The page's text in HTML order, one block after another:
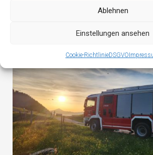
Ablehnen
Einstellungen ansehen
Cookie-RichtlinieDSGVO
Anspruchsvolles Wochenende